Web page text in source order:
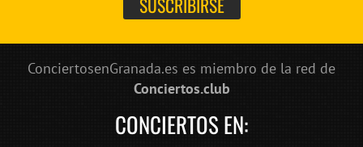
ConciertosenGranada.es es miembro de la red de
Conciertos.club
CONCIERTOS EN: